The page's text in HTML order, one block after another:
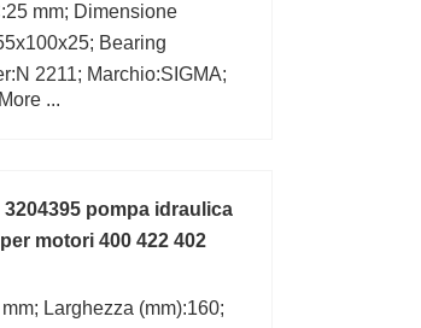
mm; Dimensione
Bearing
2211; Marchio:SIGMA;
...
3204395 pompa idraulica
motori 400 422 402
Larghezza (mm):160;